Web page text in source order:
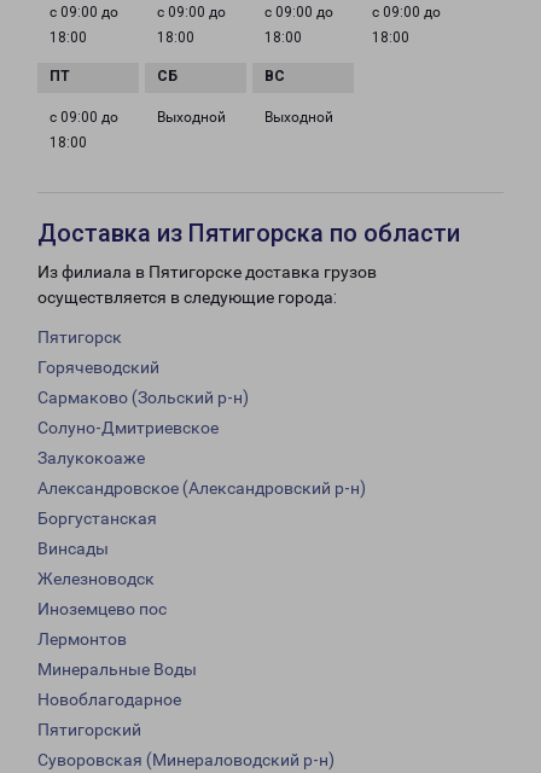
с 09:00 до
18:00
с 09:00 до
18:00
с 09:00 до
18:00
с 09:00 до
18:00
с 09:00 до
18:00
Выходной Выходной
Доставка из Пятигорска по области
Из филиала в Пятигорске доставка грузов
осуществляется в следующие города:
Пятигорск
Горячеводский
Сармаково (Зольский р-н)
Солуно-Дмитриевское
Залукокоаже
Александровское (Александровский р-н)
Боргустанская
Винсады
Железноводск
Иноземцево пос
Лермонтов
Минеральные Воды
Новоблагодарное
Пятигорский
Суворовская (Минераловодский р-н)